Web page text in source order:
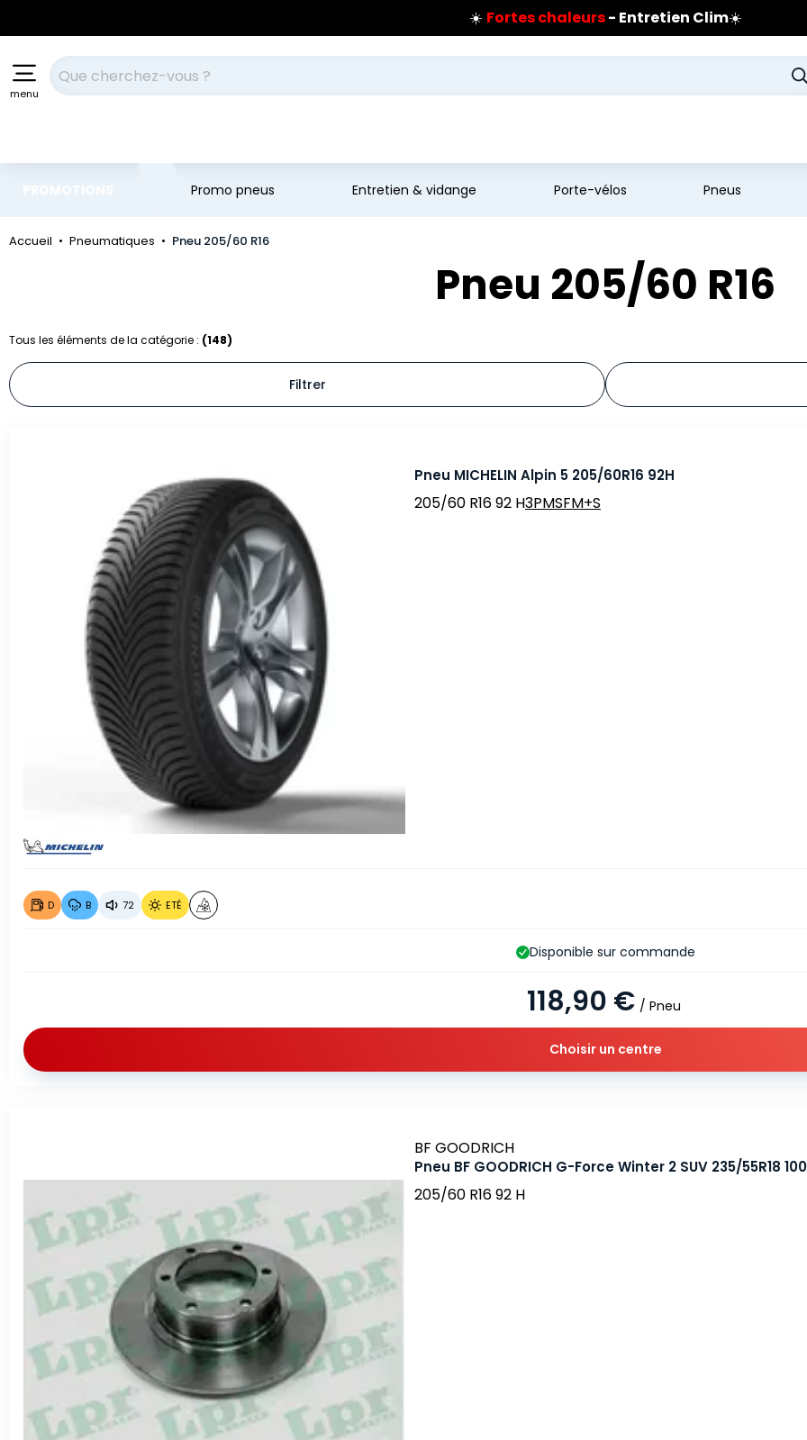
Prix coûtant pneus Bridgestone
🔥Extincteur :réflexe sécurité🔥
Jusqu'à 120€ rembourséssur les pneus Bridgestone
menu
Votre recherche
Promo pneus Entretien & vidange Porte-vélos Pneus
Accueil Pneumatiques Pneu 205/60 R16
Pneu 205/60 R16
Tous les éléments de la catégorie : (148)
Filtrer
Pneu MICHELIN Alpin 5 205/60R16 92H
205/60 R16 92 H3PMSFM+S
D B 72 ETÉ
118,90 € / Pneu
Disponible sur commande
Choisir un centre
Marque
BF GOODRICH
Pneu BF GOODRICH G-Force Winter 2 SUV 235/55R18
205/60 R16 92 H